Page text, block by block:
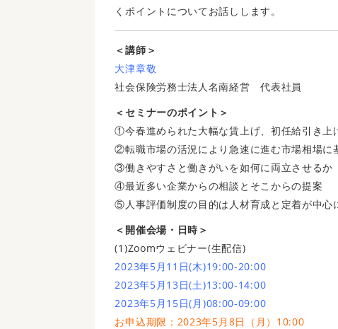
くポイントについてお話しします。
＜講師＞
大津章敬
社会保険労務士法人名南経営 代表社員
＜セミナーのポイント＞
①今春進められた大幅な賃上げ、初任給引き上
②転職市場の活況により急速に進む市場相場に
③働きやすさと働きがいを如何に両立させるか
④最近多い企業からの相談とそこからの提案
⑤人事評価制度の目的は人材育成と定着が中心
＜開催会場・日時＞
(1)Zoomウェビナー(生配信)
2023年5月11日(木)19:00-20:00
2023年5月13日(土)13:00-14:00
2023年5月15日(月)08:00-09:00
お申込期限：2023年5月8日（月）10:00